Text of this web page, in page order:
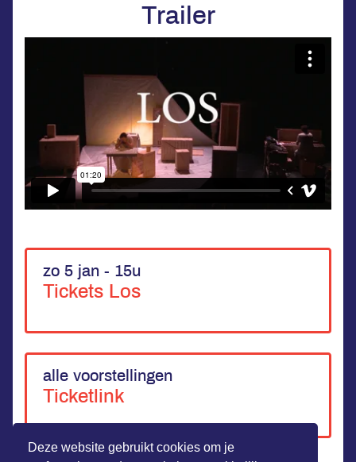
Deze website gebruikt cookies om je
Trailer
zo 5 jan - 15u
Tickets Los
alle voorstellingen
Ticketlink